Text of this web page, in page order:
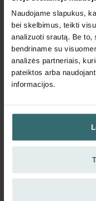
Naudojame slapukus,
bei skelbimus, teikti
analizuoti srautą. Be to,
bendriname su
analizės partneriais,
pateiktos arba
informacijos.
„Zehnder
Original"
Filtrų rinkinys, skirtas
nešvarumų ir suteikti
(G4) / CRS (G4)
Katalogo numeris:
Šis produktas randamas
Gaukite produktą